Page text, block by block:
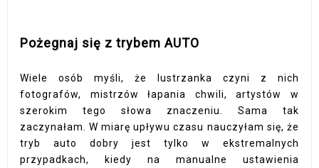
Pożegnaj się z trybem AUTO
Wiele osób myśli, że lustrzanka czyni z nich
fotografów, mistrzów łapania chwili, artystów w
szerokim tego słowa znaczeniu. Sama tak
zaczynałam. W miarę upływu czasu nauczyłam się, że
tryb auto dobry jest tylko w ekstremalnych
przypadkach, kiedy na manualne ustawienia